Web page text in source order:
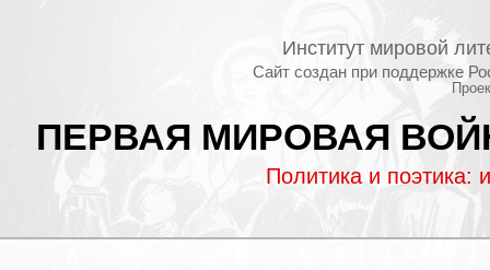
Институт мировой
Сайт создан при поддержке
ПЕРВАЯ МИРОВАЯ
Политика и поэтика: